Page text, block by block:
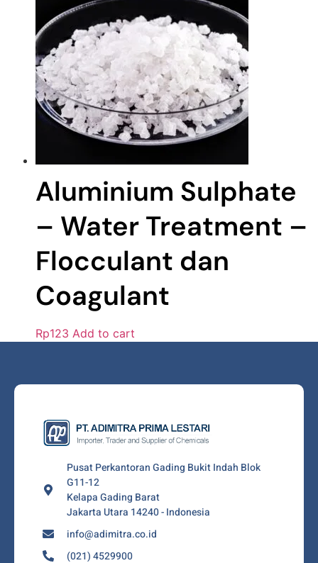
Aluminium Sulphate
– Water Treatment –
Flocculant dan
Coagulant
Rp123 Add to cart
Pusat Perkantoran Gading Bukit Indah Blok
G11-12
Kelapa Gading Barat
Jakarta Utara 14240 - Indonesia
info@adimitra.co.id
(021) 4529900